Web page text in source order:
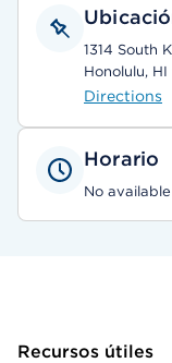
1314 South
Honolulu, HI
Directions
Horario
No
Recursos útiles